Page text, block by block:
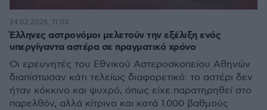
Έλληνες αστρονόμοι μελετούν την εξέλιξη ενός
υπεργίγαντα αστέρα σε πραγματικό χρόνο
Οι ερευνητές του Εθνικού Αστεροσκοπείου Αθηνών
διαπίστωσαν κάτι τελείως διαφορετικό: το αστέρι δεν
ήταν κόκκινο και ψυχρό, όπως είχε παρατηρηθεί στο
παρελθόν, αλλά κίτρινο και κατά 1.000 βαθμούς
24.02.2026, 11:03